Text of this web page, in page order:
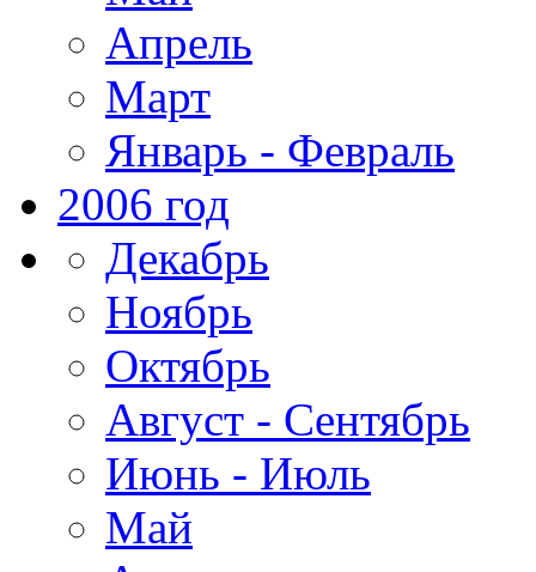
Апрель
Март
Январь - Февраль
2006 год
Декабрь
Ноябрь
Октябрь
Август - Сентябрь
Июнь - Июль
Май